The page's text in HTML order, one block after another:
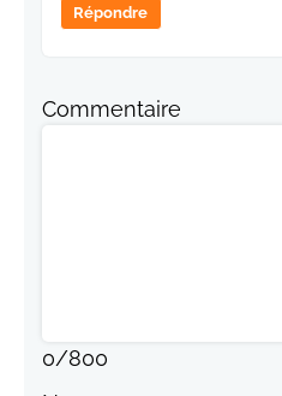
Répondre
Commentaire
0/800